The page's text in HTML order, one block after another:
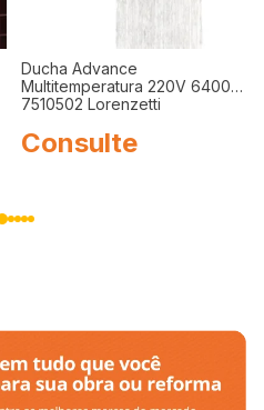
Ducha Advance
Multitemperatura 220V 6400W
7510502 Lorenzetti